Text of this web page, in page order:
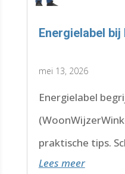
Energielabel
mei 13, 2026
Energielabel
praktische tips.
Check de datum.
Lees meer